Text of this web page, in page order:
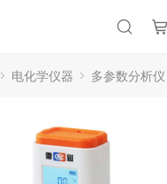
电化学仪器 多参数分析仪